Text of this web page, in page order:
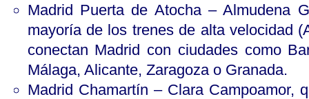
Madrid Puerta de Atocha – Almudena
mayoría de los trenes de alta velocidad
conectan Madrid con ciudades como
Málaga, Alicante, Zaragoza o Granada.
Madrid Chamartín – Clara Campoamor,